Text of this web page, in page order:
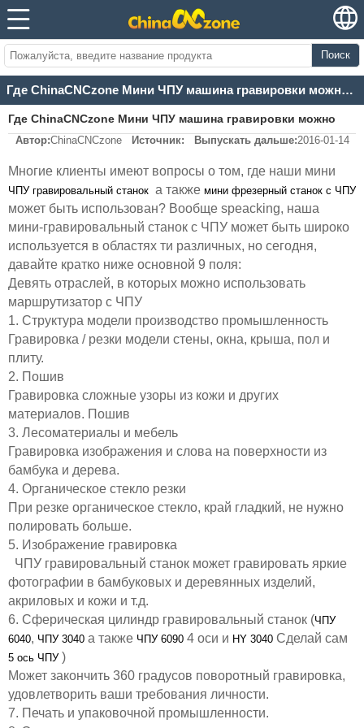
Поиск
Где ChinaCNCzone Мини ЧПУ машина гравировки можно использовать?
Где ChinaCNCzone Мини ЧПУ машина гравировки можно
использовать?
Автор:ChinaCNCzone Источник: Выпускать дальше:2016-01-14
Многие клиенты имеют вопросы о том, где наши мини
ЧПУ гравировальный станок а также мини фрезерный станок с ЧПУ
может быть использован? Вообще speacking, наша
мини-гравировальный станок с ЧПУ может быть широко
используется в областях ти различных, но сегодня,
давайте кратко ниже основной 9 поля:
Девять отраслей, в которых можно использовать
маршрутизатор с ЧПУ
1. Структура модели производство промышленность
Гравировка / резки модели стены, окна, крыша, пол и
плиту.
2. Пошив
Гравировка сложные узоры из кожи и других
материалов. Пошив
3. Лесоматериалы и мебель
Гравировка изображения и слова на поверхности из
бамбука и дерева.
4. Органическое стекло резки
При резке органическое стекло, край гладкий, не нужно
полировать больше.
5. Изображение гравировка
ЧПУ гравировальный станок может гравировать яркие
фотографии в бамбуковых и деревянных изделий,
акриловых и кожи и т.д.
6. Сферическая цилиндр гравировальный станок (ЧПУ
6040, ЧПУ 3040 а также ЧПУ 6090 4 оси и HY 3040 Сделай сам
5 ось ЧПУ )
Может закончить 360 градусов поворотный гравировка,
удовлетворить ваши требования личности.
7. Печать и упаковочной промышленности.